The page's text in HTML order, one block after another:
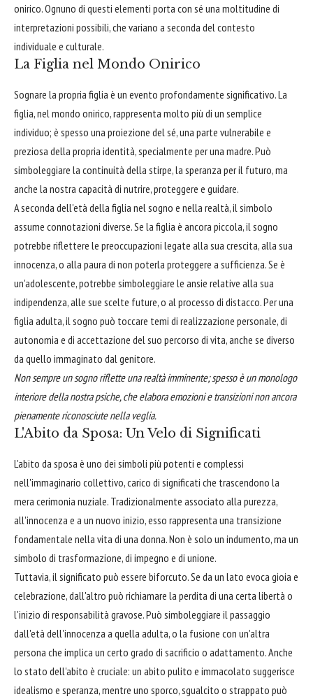
onirico. Ognuno di questi elementi porta con sé una moltitudine di
interpretazioni possibili, che variano a seconda del contesto
individuale e culturale.
La Figlia nel Mondo Onirico
Sognare la propria figlia è un evento profondamente significativo. La
figlia, nel mondo onirico, rappresenta molto più di un semplice
individuo; è spesso una proiezione del sé, una parte vulnerabile e
preziosa della propria identità, specialmente per una madre. Può
simboleggiare la continuità della stirpe, la speranza per il futuro, ma
anche la nostra capacità di nutrire, proteggere e guidare.
A seconda dell'età della figlia nel sogno e nella realtà, il simbolo
assume connotazioni diverse. Se la figlia è ancora piccola, il sogno
potrebbe riflettere le preoccupazioni legate alla sua crescita, alla sua
innocenza, o alla paura di non poterla proteggere a sufficienza. Se è
un'adolescente, potrebbe simboleggiare le ansie relative alla sua
indipendenza, alle sue scelte future, o al processo di distacco. Per una
figlia adulta, il sogno può toccare temi di realizzazione personale, di
autonomia e di accettazione del suo percorso di vita, anche se diverso
da quello immaginato dal genitore.
Non sempre un sogno riflette una realtà imminente; spesso è un monologo
interiore della nostra psiche, che elabora emozioni e transizioni non ancora
pienamente riconosciute nella veglia.
L'Abito da Sposa: Un Velo di Significati
L'abito da sposa è uno dei simboli più potenti e complessi
nell'immaginario collettivo, carico di significati che trascendono la
mera cerimonia nuziale. Tradizionalmente associato alla purezza,
all'innocenza e a un nuovo inizio, esso rappresenta una transizione
fondamentale nella vita di una donna. Non è solo un indumento, ma un
simbolo di trasformazione, di impegno e di unione.
Tuttavia, il significato può essere biforcuto. Se da un lato evoca gioia e
celebrazione, dall'altro può richiamare la perdita di una certa libertà o
l'inizio di responsabilità gravose. Può simboleggiare il passaggio
dall'età dell'innocenza a quella adulta, o la fusione con un'altra
persona che implica un certo grado di sacrificio o adattamento. Anche
lo stato dell'abito è cruciale: un abito pulito e immacolato suggerisce
idealismo e speranza, mentre uno sporco, sgualcito o strappato può